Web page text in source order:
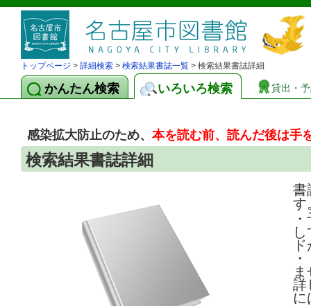
トップページ > 詳細検索 > 検索結果書誌一覧 > 検索結果書誌詳細
かんたん検索 いろいろ検索 貸出・
感染拡大防止のため、本を読む前、読んだ後は手
検索結果書誌詳細
書
す
詳
に